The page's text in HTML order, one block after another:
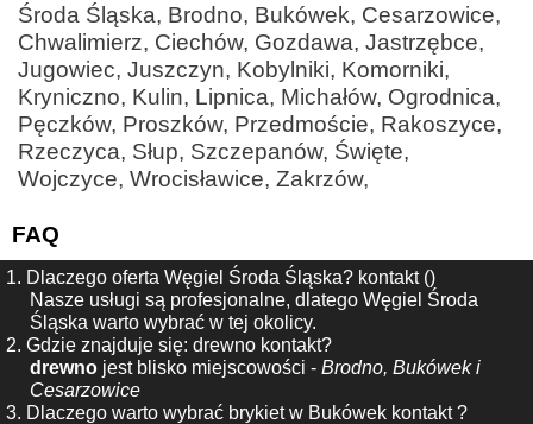
Środa Śląska, Brodno, Bukówek, Cesarzowice,
Chwalimierz, Ciechów, Gozdawa, Jastrzębce,
Jugowiec, Juszczyn, Kobylniki, Komorniki,
Kryniczno, Kulin, Lipnica, Michałów, Ogrodnica,
Pęczków, Proszków, Przedmoście, Rakoszyce,
Rzeczyca, Słup, Szczepanów, Święte,
Wojczyce, Wrocisławice, Zakrzów,
FAQ
1. Dlaczego oferta Węgiel Środa Śląska? kontakt ()
Nasze usługi są profesjonalne, dlatego Węgiel Środa
Śląska warto wybrać w tej okolicy.
2. Gdzie znajduje się: drewno kontakt?
drewno jest blisko miejscowości - Brodno, Bukówek i
Cesarzowice
3. Dlaczego warto wybrać brykiet w Bukówek kontakt ?